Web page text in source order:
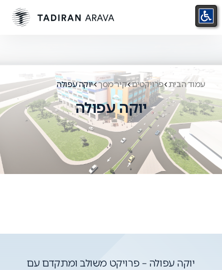
עמוד הבית פרויקטים קיר מסך יוקה עפולה
יוקה עפולה
יוקה עפולה – פרויקט משולב ומתקדם עם